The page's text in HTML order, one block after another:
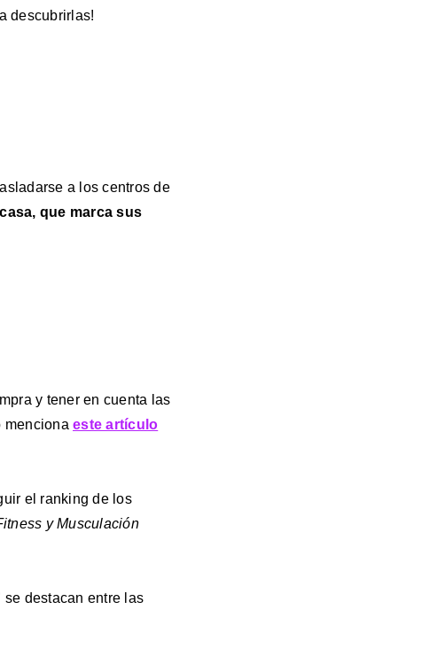
descubrirlas!
a los centros de
que marca sus
y tener en cuenta las
menciona este artículo
el ranking de los
y Musculación
se destacan entre las